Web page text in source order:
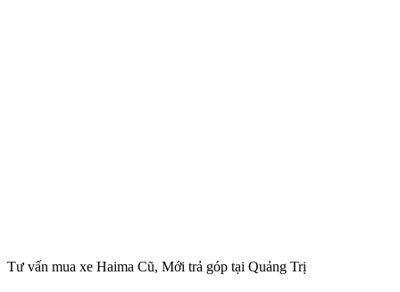
Tư vấn mua xe Haima Cũ, Mới trả góp tại Quảng Trị